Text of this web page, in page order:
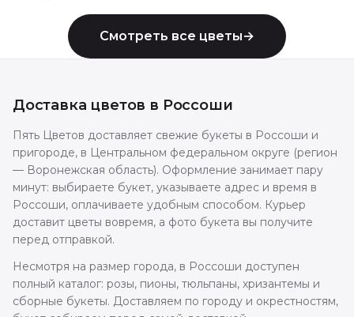
Смотреть все цветы→
Доставка цветов в Россоши
Пять Цветов доставляет свежие букеты в Россоши и
пригороде, в Центральном федеральном округе (регион
— Воронежская область). Оформление занимает пару
минут: выбираете букет, указываете адрес и время в
Россоши, оплачиваете удобным способом. Курьер
доставит цветы вовремя, а фото букета вы получите
перед отправкой.
Несмотря на размер города, в Россоши доступен
полный каталог: розы, пионы, тюльпаны, хризантемы и
сборные букеты. Доставляем по городу и окрестностям,